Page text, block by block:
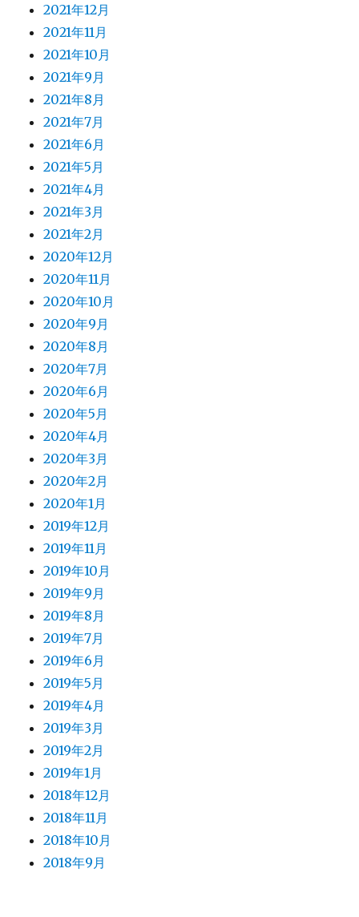
2021年12月
2021年11月
2021年10月
2021年9月
2021年8月
2021年7月
2021年6月
2021年5月
2021年4月
2021年3月
2021年2月
2020年12月
2020年11月
2020年10月
2020年9月
2020年8月
2020年7月
2020年6月
2020年5月
2020年4月
2020年3月
2020年2月
2020年1月
2019年12月
2019年11月
2019年10月
2019年9月
2019年8月
2019年7月
2019年6月
2019年5月
2019年4月
2019年3月
2019年2月
2019年1月
2018年12月
2018年11月
2018年10月
2018年9月